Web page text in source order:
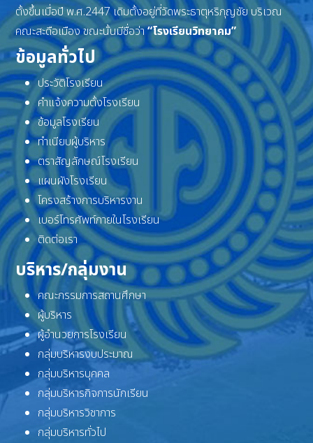
ตั้งขึ้นเมื่อปี พ.ศ.2447 เดิมตั้งอยู่ที่วัดพระธาตุหริภุญชัย บริเวณ
คณะสะดือเมือง ขณะนั้นมีชื่อว่า“โรงเรียนวิทยาคม”
ข้อมูลทั่วไป
ประวัติโรงเรียน
คำแจ้งความตั้งโรงเรียน
ข้อมูลโรงเรียน
ทำเนียบผู้บริหาร
ตราสัญลักษณ์โรงเรียน
แผนผังโรงเรียน
โครงสร้างการบริหารงาน
เบอร์โทรศัพท์ภายในโรงเรียน
ติดต่อเรา
บริหาร/กลุ่มงาน
คณะกรรมการสถานศึกษา
ผู้บริหาร
ผู้อำนวยการโรงเรียน
กลุ่มบริหารงบประมาณ
กลุ่มบริหารบุคคล
กลุ่มบริหารกิจการนักเรียน
กลุ่มบริหารวิชาการ
กลุ่มบริหารทั่วไป